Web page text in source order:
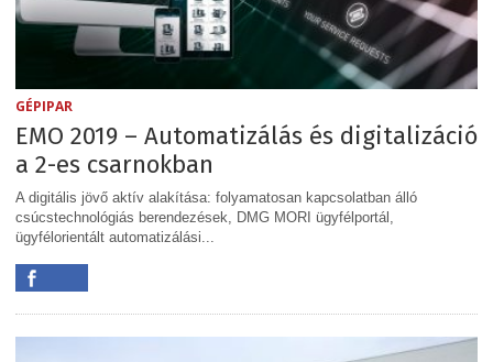
GÉPIPAR
EMO 2019 – Automatizálás és digitalizáció
a 2-es csarnokban
A digitális jövő aktív alakítása: folyamatosan kapcsolatban álló
csúcstechnológiás berendezések, DMG MORI ügyfélportál,
ügyfélorientált automatizálási...